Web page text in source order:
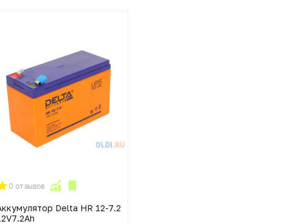
0 отзывов
Delta HR 12-7.2